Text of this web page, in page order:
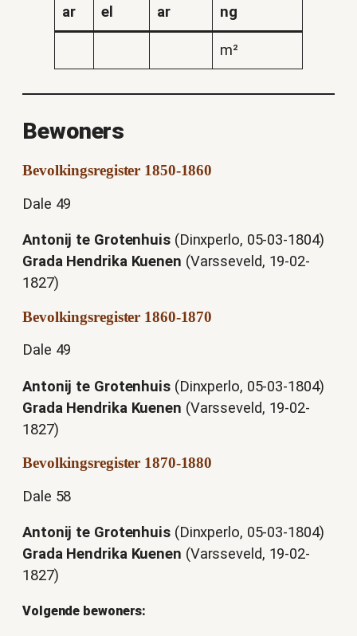
ar
el
ar
ng
m²
Bewoners
Bevolkingsregister 1850-1860
Dale 49
Antonij te Grotenhuis(Dinxperlo, 05-03-1804)
Grada Hendrika Kuenen (Varsseveld, 19-02-
1827)
Bevolkingsregister 1860-1870
Dale 49
Antonij te Grotenhuis(Dinxperlo, 05-03-1804)
Grada Hendrika Kuenen (Varsseveld, 19-02-
1827)
Bevolkingsregister 1870-1880
Dale 58
Antonij te Grotenhuis(Dinxperlo, 05-03-1804)
Grada Hendrika Kuenen (Varsseveld, 19-02-
1827)
Volgende bewoners: